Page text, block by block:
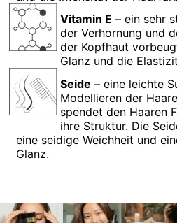
Vitamin E – ein sehr
der Verhornung und
der Kopfhaut
Glanz und die
Seide – eine leichte
Modellieren der
spendet den Haaren
ihre Struktur. Die
eine seidige Weichheit und
Glanz.